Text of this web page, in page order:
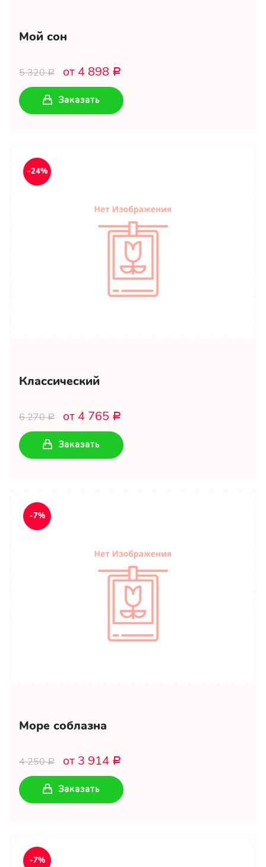
Мой сон
5 320Р от 4 898 Р
Заказать
-24%
Классический
6 270Р от 4 765 Р
Заказать
-7%
Море соблазна
4 250Р от 3 914 Р
Заказать
-7%